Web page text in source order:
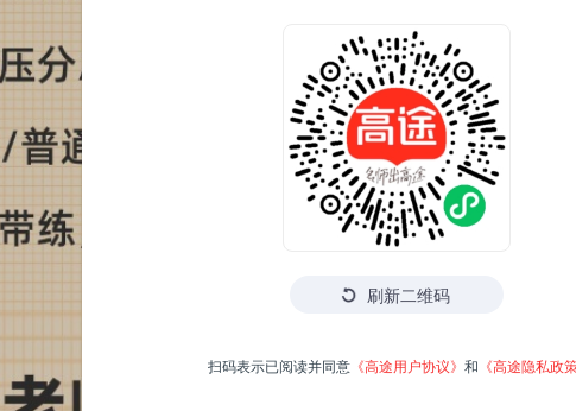
刷新二维码
扫码表示已阅读并同意 《高途用户协议》 和 《高途隐私政